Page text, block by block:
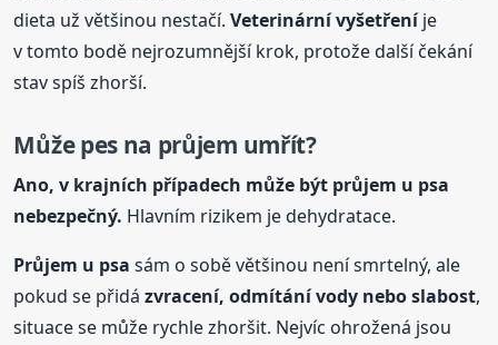
dieta už většinou nestačí.Veterinární vyšetřeníje
v tomto bodě nejrozumnější krok, protože další čekání
stav spíš zhorší.
Může pes na průjem umřít?
Ano, v krajních případech může být průjem u psa
nebezpečný. Hlavním rizikem je dehydratace.
Průjem u psa sám o sobě většinou není smrtelný, ale
pokud se přidázvracení, odmítání vody nebo slabost,
situace se může rychle zhoršit. Nejvíc ohrožená jsou